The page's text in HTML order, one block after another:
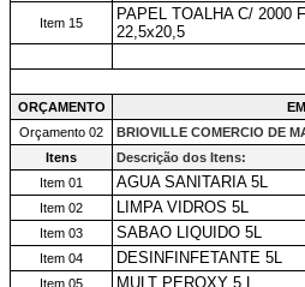
Item 15
PAPEL TOALHA C/ 2000
22,5x20,5
ORÇAMENTO
Orçamento 02
BRIOVILLE COMERCIO DE
Itens
Descrição dos Itens:
Item 01
AGUA SANITARIA 5L
Item 02 LIMPA VIDROS 5L
Item 03 SABAO LIQUIDO 5L
Item 04 DESINFINFETANTE 5L
Item 05 MULT PEROXY 5 L